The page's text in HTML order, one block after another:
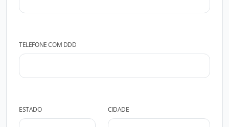
TELEFONE COM DDD
ESTADO CIDADE